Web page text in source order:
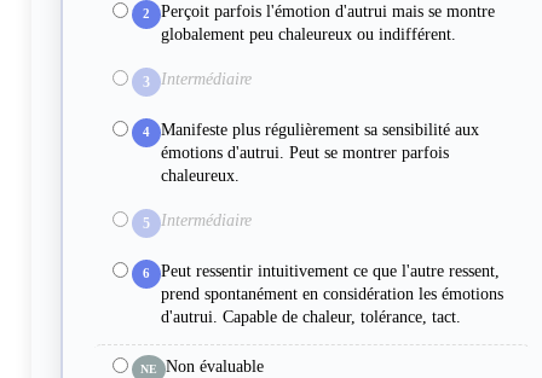
2
Perçoit parfois l'émotion d'autrui mais se montre
globalement peu chaleureux ou indifférent.
3 Intermédiaire
4
Manifeste plus régulièrement sa sensibilité aux
émotions d'autrui. Peut se montrer parfois
chaleureux.
5 Intermédiaire
6
Peut ressentir intuitivement ce que l'autre ressent,
prend spontanément en considération les émotions
d'autrui. Capable de chaleur, tolérance, tact.
NE Non évaluable